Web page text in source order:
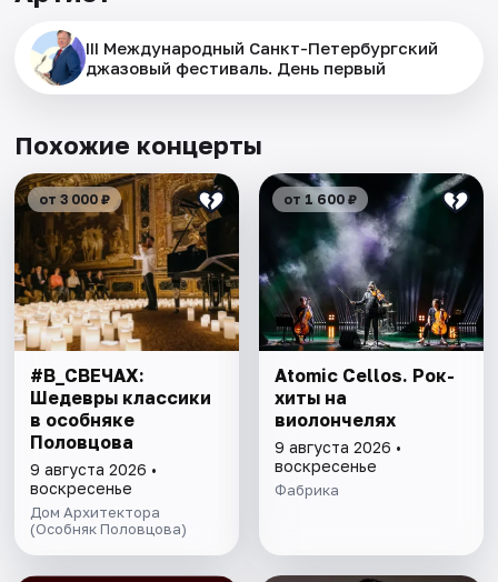
III Международный Санкт-Петербургский
джазовый фестиваль. День первый
Похожие концерты
от 3 000 ₽
#В_СВЕЧАХ:
Шедевры классики
в особняке
Половцова
9 августа 2026 •
воскресенье
Дом Архитектора
(Особняк Половцова)
от 1 600 ₽
Atomic Cellos. Рок-
хиты на
виолончелях
9 августа 2026 •
воскресенье
Фабрика